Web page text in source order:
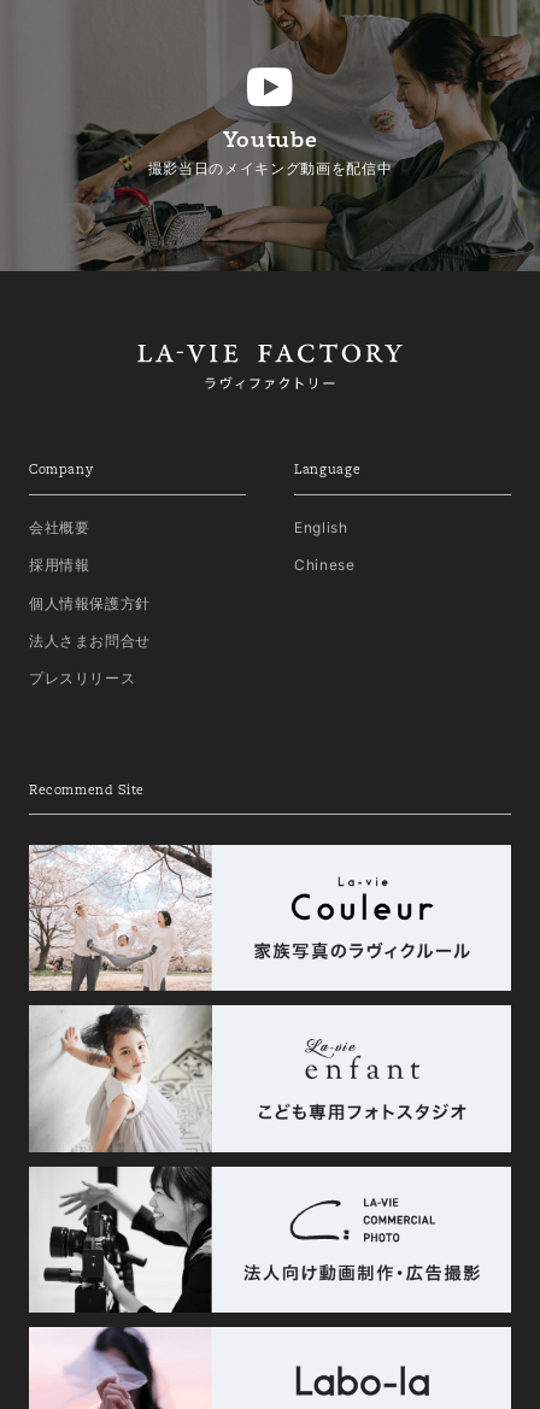
Youtube
撮影当日のメイキング動画を配信中
Company
会社概要
採用情報
個人情報保護方針
法人さまお問合せ
プレスリリース
Language
English
Chinese
Recommend Site